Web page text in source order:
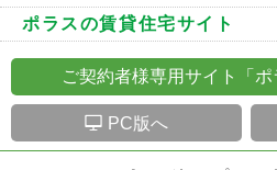
ポラスの賃貸住宅サイト
ご契約者様専用サイト「ポ
S PC版へ